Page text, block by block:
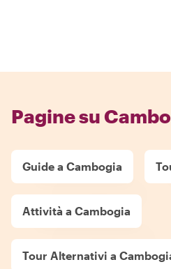
Pagine su
Guide a Cambogia
Attività a Cambogia
Tour Alternativi a